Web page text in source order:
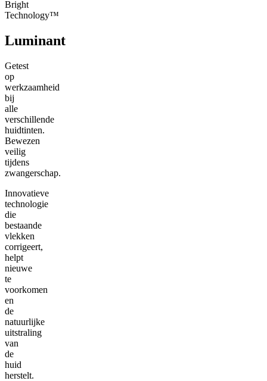
Bright
Technology™
Luminant
Getest
op
werkzaamheid
bij
alle
verschillende
huidtinten.
Bewezen
veilig
tijdens
zwangerschap.
Innovatieve
technologie
die
bestaande
vlekken
corrigeert,
helpt
nieuwe
te
voorkomen
en
de
natuurlijke
uitstraling
van
de
huid
herstelt.